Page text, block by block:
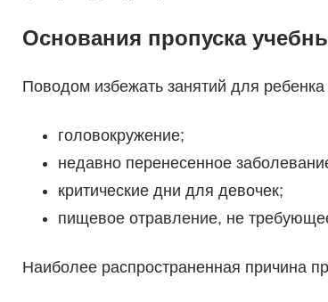
Основания пропуска
Поводом избежать занятий для ребенка
головокружение;
недавно перенесенное
критические дни для девочек;
пищевое отравление, не
Наиболее распространенная причина